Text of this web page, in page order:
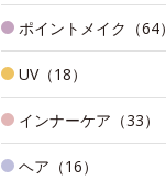
ポイントメイク（64）
UV（18）
インナーケア（33）
ヘア（16）